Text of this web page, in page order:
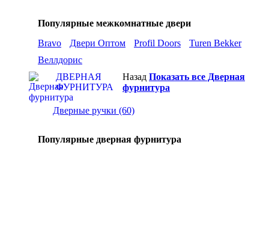
Популярные межкомнатные двери
Bravo
Двери Оптом Profil Doors
Turen Bekker
Веллдорис
ДВЕРНАЯ
ФУРНИТУРА
Назад Показать все Дверная
фурнитура
Дверные ручки (60)
Популярные дверная фурнитура